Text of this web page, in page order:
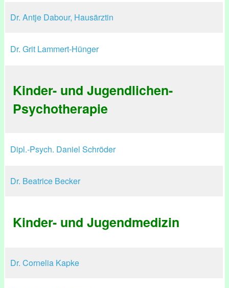
Dr. Antje Dabour, Hausärztin
Dr. Grit Lammert-Hünger
Kinder- und Jugendlichen-
Psychotherapie
Dipl.-Psych. Daniel Schröder
Dr. Beatrice Becker
Kinder- und Jugendmedizin
Dr. Cornelia Kapke